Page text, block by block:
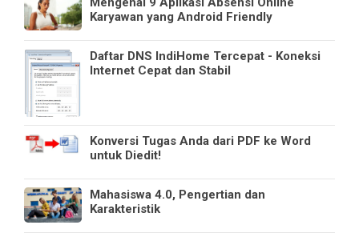
Karyawan yang Android Friendly
Daftar DNS IndiHome Tercepat - Koneksi
Internet Cepat dan Stabil
Konversi Tugas Anda dari PDF ke Word
untuk Diedit!
Mahasiswa 4.0, Pengertian dan
Karakteristik